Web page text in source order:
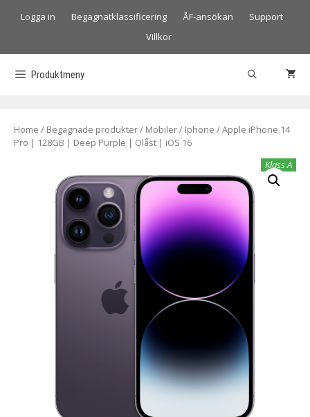
Logga in Begagnatklassificering ÅF-ansökan
Support
Villkor
Produktmeny
Home / Begagnade produkter/ Mobiler/ Iphone / Apple iPhone 14
Pro | 128GB | Deep Purple | Olåst | iOS 16
Klass A